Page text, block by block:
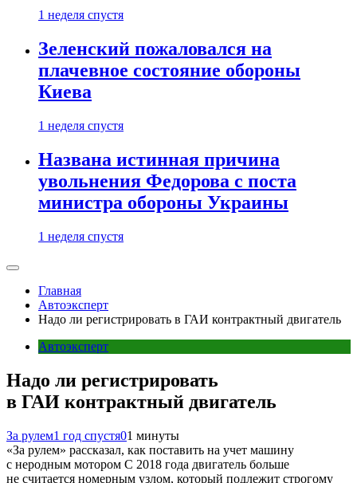
1 неделя спустя
Зеленский пожаловался на
плачевное состояние обороны
Киева
1 неделя спустя
Названа истинная причина
увольнения Федорова с поста
министра обороны Украины
1 неделя спустя
Главная
Автоэксперт
Надо ли регистрировать в ГАИ контрактный двигатель
Автоэксперт
Надо ли регистрировать
в ГАИ контрактный двигатель
За рулем1 год спустя01 минуты
«За рулем» рассказал, как поставить на учет машину
с неродным мотором С 2018 года двигатель больше
не считается номерным узлом, который подлежит строгому